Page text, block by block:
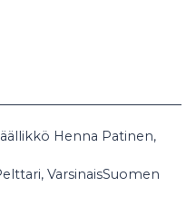
Henna Patinen,
VarsinaisSuomen